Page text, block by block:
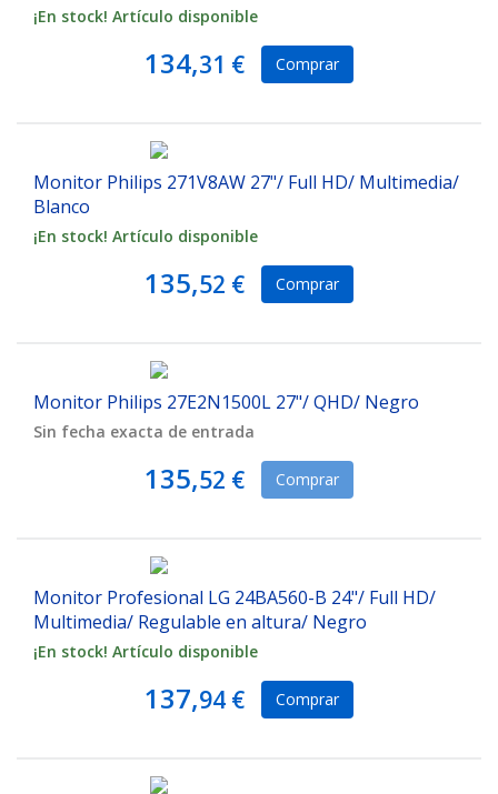
¡En stock! Artículo disponible
134,31 € Comprar
Monitor Philips 271V8AW 27"/ Full HD/ Multimedia/
Blanco
¡En stock! Artículo disponible
135,52 € Comprar
Monitor Philips 27E2N1500L 27"/ QHD/ Negro
Sin fecha exacta de entrada
135,52 € Comprar
Monitor Profesional LG 24BA560-B 24"/ Full HD/
Multimedia/ Regulable en altura/ Negro
¡En stock! Artículo disponible
137,94 € Comprar